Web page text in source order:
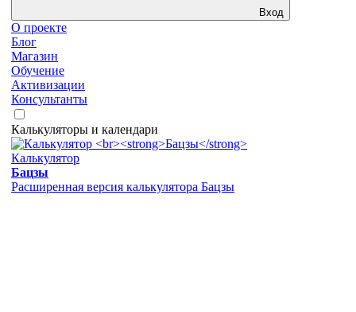
Вход
О проекте
Блог
Магазин
Обучение
Активизации
Консультанты
Калькуляторы и календари
Калькулятор
Бацзы
Расширенная версия калькулятора Бацзы